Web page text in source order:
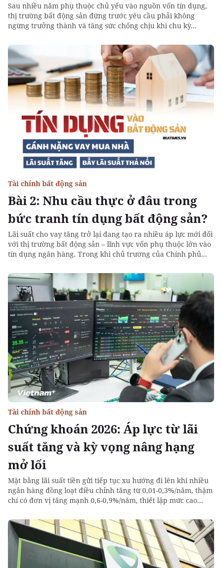
Sau nhiều năm phụ thuộc chủ yếu vào nguồn vốn tín dụng,
thị trường bất động sản đứng trước yêu cầu phải không
ngừng trưởng thành và tăng sức chống chịu khi chu kỳ...
Bài 2: Nhu cầu thực ở đâu trong
bức tranh tín dụng bất động sản?
Tài chính bất động sản
Lãi suất cho vay tăng trở lại đang tạo ra nhiều áp lực mới đối
với thị trường bất động sản – lĩnh vực vốn phụ thuộc lớn vào
tín dụng ngân hàng. Trong khi chủ trương của Chính phủ...
Chứng khoán 2026: Áp lực từ lãi
suất tăng và kỳ vọng nâng hạng
mở lối
Tài chính bất động sản
Mặt bằng lãi suất tiền gửi tiếp tục xu hướng đi lên khi nhiều
ngân hàng đồng loạt điều chỉnh tăng từ 0,01-0,3%/năm, thậm
chí có đơn vị tăng mạnh 0,6-0,9%/năm, thiết lập mức cao...